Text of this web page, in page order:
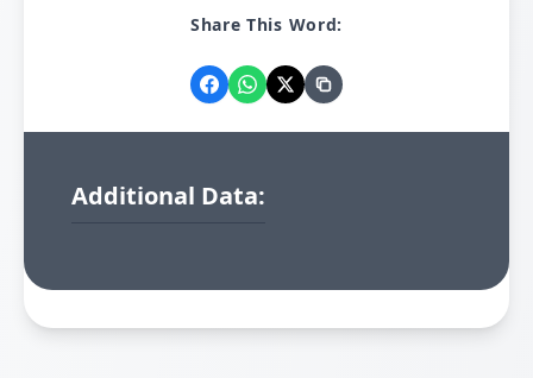
Share This Word:
Additional Data: